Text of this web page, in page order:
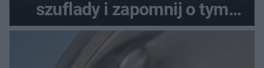
szuflady i zapomnij o tym
problemie. Sposób na
pociemniałą biżuterię